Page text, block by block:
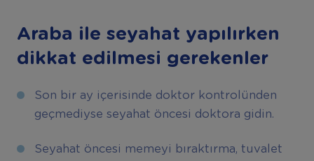
Araba ile seyahat yapılırken
dikkat edilmesi gerekenler
Son bir ay içerisinde doktor kontrolünden
geçmediyse seyahat öncesi doktora gidin.
Seyahat öncesi memeyi bıraktırma, tuvalet